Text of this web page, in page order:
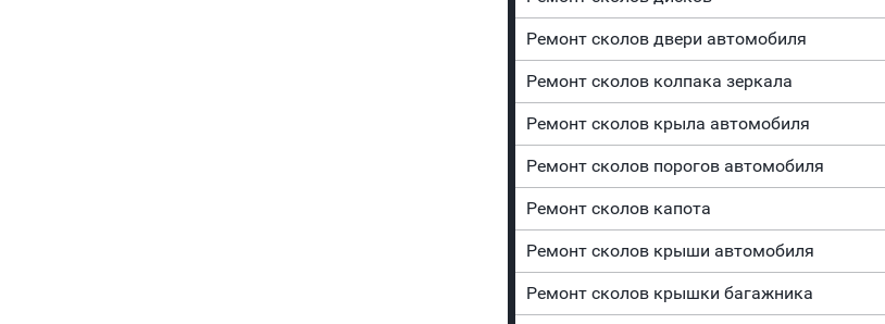
Ремонт сколов двери автомобиля
Ремонт сколов колпака зеркала
Ремонт сколов крыла автомобиля
Ремонт сколов порогов автомобиля
Ремонт сколов капота
Ремонт сколов крыши автомобиля
Ремонт сколов крышки багажника